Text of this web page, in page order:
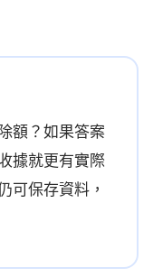
額？如果答案
據就更有實際
可保存資料，